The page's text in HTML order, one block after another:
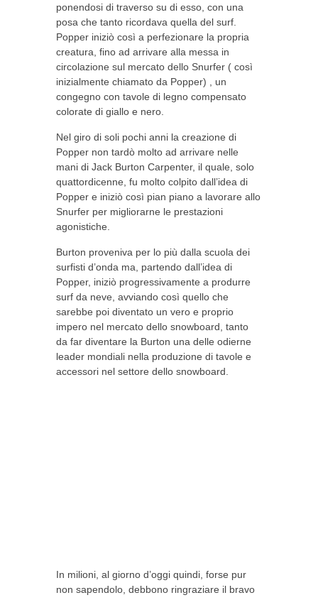
ponendosi di traverso su di esso, con una
posa che tanto ricordava quella del surf.
Popper iniziò così a perfezionare la propria
creatura, fino ad arrivare alla messa in
circolazione sul mercato dello Snurfer ( così
inizialmente chiamato da Popper) , un
congegno con tavole di legno compensato
colorate di giallo e nero.
Nel giro di soli pochi anni la creazione di
Popper non tardò molto ad arrivare nelle
mani di Jack Burton Carpenter, il quale, solo
quattordicenne, fu molto colpito dall’idea di
Popper e iniziò così pian piano a lavorare allo
Snurfer per migliorarne le prestazioni
agonistiche.
Burton proveniva per lo più dalla scuola dei
surfisti d’onda ma, partendo dall’idea di
Popper, iniziò progressivamente a produrre
surf da neve, avviando così quello che
sarebbe poi diventato un vero e proprio
impero nel mercato dello snowboard, tanto
da far diventare la Burton una delle odierne
leader mondiali nella produzione di tavole e
accessori nel settore dello snowboard.
In milioni, al giorno d’oggi quindi, forse pur
non sapendolo, debbono ringraziare il bravo